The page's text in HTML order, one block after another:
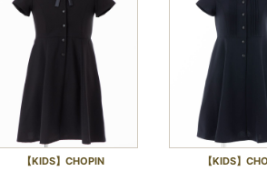
【KIDS】CHOPIN
【KIDS】